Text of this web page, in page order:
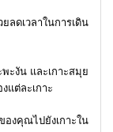
ลดเวลาในการเดิน
พะงัน และเกาะสมุย
แต่ละเกาะ
องคุณไปยังเกาะใน